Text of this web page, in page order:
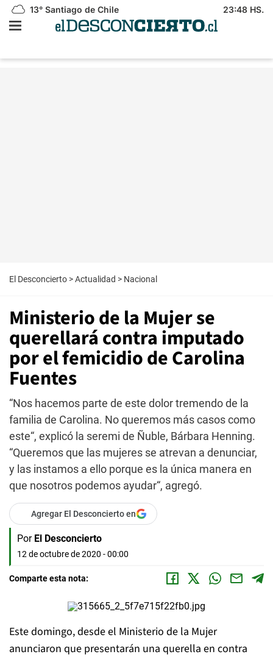
13° Santiago de Chile 23:48 HS.
El Desconcierto >Actualidad > Nacional
Ministerio de la Mujer se
querellará contra imputado
por el femicidio de Carolina
Fuentes
“Nos hacemos parte de este dolor tremendo de la
familia de Carolina. No queremos más casos como
este“, explicó la seremi de Ñuble, Bárbara Henning.
“Queremos que las mujeres se atrevan a denunciar,
y las instamos a ello porque es la única manera en
que nosotros podemos ayudar“, agregó.
Agregar El Desconcierto en
Por El Desconcierto
12 de octubre de 2020 - 00:00
Comparte esta nota:
Este domingo, desde el Ministerio de la Mujer
anunciaron que presentarán una querella en contra